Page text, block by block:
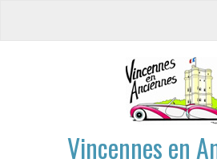
Vincennes en